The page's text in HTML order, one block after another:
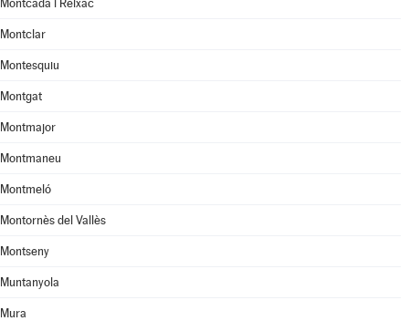
Montcada i Reixac
Montclar
Montesquiu
Montgat
Montmajor
Montmaneu
Montmeló
Montornès del Vallès
Montseny
Muntanyola
Mura